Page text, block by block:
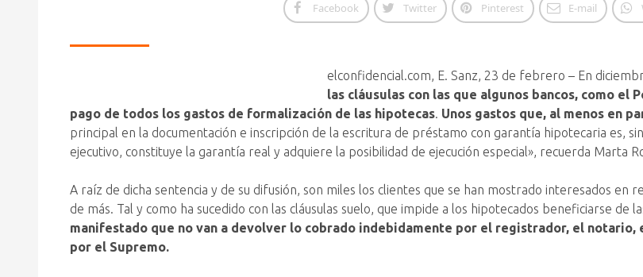
Facebook Twitter Pinterest E-mail
elconfidencial.com, E. Sanz, 23 de febrero – En
las cláusulas con las que algunos bancos, como el
pago de todos los gastos de formalización de las hipotecas. Unos gastos que, al menos en
principal en la documentación e inscripción de la escritura de préstamo con garantía hipotecaria es,
ejecutivo, constituye la garantía real y adquiere la posibilidad de ejecución especial», recuerda Marta
A raíz de dicha sentencia y de su difusión, son miles los clientes que se han mostrado interesados en
de más. Tal y como ha sucedido con las cláusulas suelo, que impide a los hipotecados beneficiarse de
manifestado que no van a devolver lo cobrado indebidamente por el registrador, el notario,
por el Supremo.